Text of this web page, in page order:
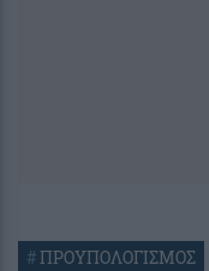
#ΠΡΟΥΠΟΛΟΓΙΣΜΟΣ